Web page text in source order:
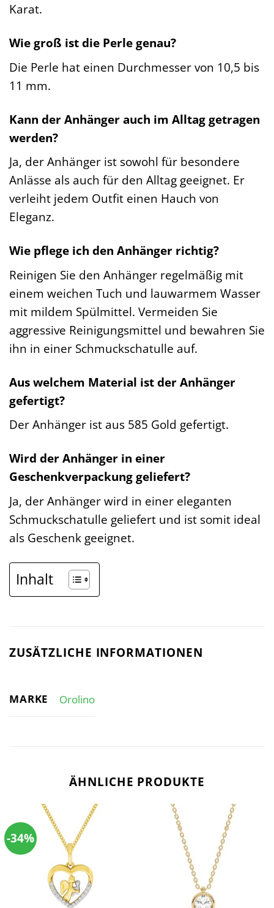
Karat.
Wie groß ist die Perle genau?
Die Perle hat einen Durchmesser von 10,5 bis
11 mm.
Kann der Anhänger auch im Alltag getragen
werden?
Ja, der Anhänger ist sowohl für besondere
Anlässe als auch für den Alltag geeignet. Er
verleiht jedem Outfit einen Hauch von
Eleganz.
Wie pflege ich den Anhänger richtig?
Reinigen Sie den Anhänger regelmäßig mit
einem weichen Tuch und lauwarmem Wasser
mit mildem Spülmittel. Vermeiden Sie
aggressive Reinigungsmittel und bewahren Sie
ihn in einer Schmuckschatulle auf.
Aus welchem Material ist der Anhänger
gefertigt?
Der Anhänger ist aus 585 Gold gefertigt.
Wird der Anhänger in einer
Geschenkverpackung geliefert?
Ja, der Anhänger wird in einer eleganten
Schmuckschatulle geliefert und ist somit ideal
als Geschenk geeignet.
Inhalt
ZUSÄTZLICHE INFORMATIONEN
MARKE Orolino
ÄHNLICHE PRODUKTE
-34%